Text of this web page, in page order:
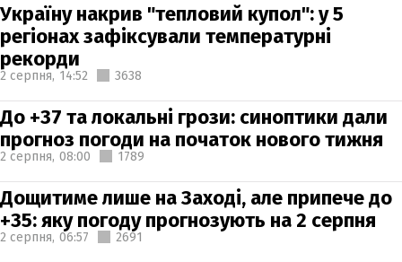
Україну накрив "тепловий купол": у 5
регіонах зафіксували температурні
рекорди
2 серпня, 14:52 3638
До +37 та локальні грози: синоптики дали
прогноз погоди на початок нового тижня
2 серпня, 08:00 1789
Дощитиме лише на Заході, але припече до
+35: яку погоду прогнозують на 2 серпня
2 серпня, 06:57 2691